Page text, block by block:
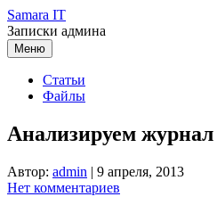
Перейти
к
содержимому
Samara IT
Записки админа
Меню
Статьи
Файлы
Анализируем
Автор: admin | 9 апреля, 2013
Нет комментариев